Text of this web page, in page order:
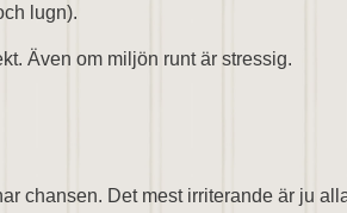
lugn).
Även om miljön runt är stressig.
chansen. Det mest irriterande är ju